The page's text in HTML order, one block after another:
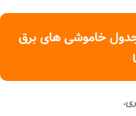
خاموشی های برق